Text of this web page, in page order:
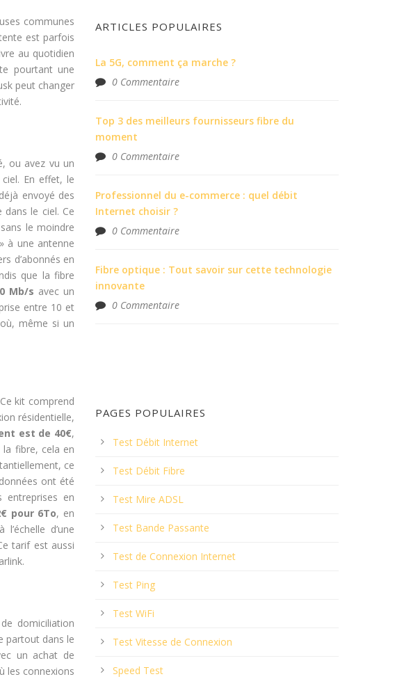
communes
est parfois
au quotidien
pourtant une
peut changer
ou avez vu un
En effet, le
envoyé des
le ciel. Ce
le moindre
à une antenne
d’abonnés en
que la fibre
Mb/s avec un
entre 10 et
même si un
kit comprend
résidentielle,
est de 40€,
la fibre, cela en
ce
ont été
entreprises en
pour 6To, en
d’une
tarif est aussi
domiciliation
partout dans le
un achat de
les connexions
ARTICLES POPULAIRES
La 5G, comment ça marche ?
0 Commentaire
Top 3 des meilleurs fournisseurs fibre du
moment
0 Commentaire
Professionnel du e-commerce : quel débit
Internet choisir ?
0 Commentaire
Fibre optique : Tout savoir sur cette technologie
innovante
0 Commentaire
PAGES POPULAIRES
Test Débit Internet
Test Débit Fibre
Test Mire ADSL
Test Bande Passante
Test de Connexion Internet
Test Ping
Test WiFi
Test Vitesse de Connexion
Speed Test